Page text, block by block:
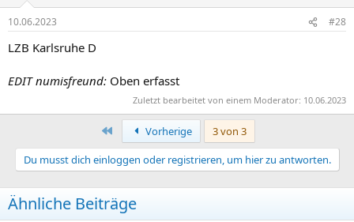
10.06.2023 #28
LZB Karlsruhe D
EDIT numisfreund: Oben erfasst
Zuletzt bearbeitet von einem Moderator: 10.06.2023
Erste Vorherige
3 von 3
Du musst dich einloggen oder registrieren, um hier zu antworten.
Ähnliche Beiträge